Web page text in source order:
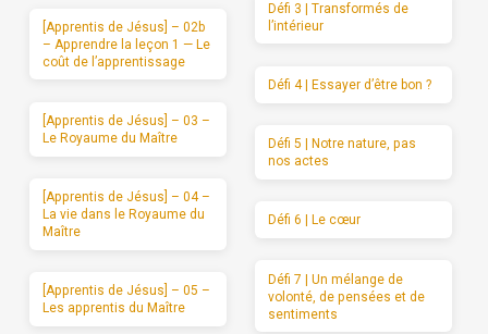
[Apprentis de Jésus] – 02b
– Apprendre la leçon 1 — Le
coût de l’apprentissage
[Apprentis de Jésus] – 03 –
Le Royaume du Maître
[Apprentis de Jésus] – 04 –
La vie dans le Royaume du
Maître
[Apprentis de Jésus] – 05 –
Les apprentis du Maître
Défi 3 | Transformés de
l’intérieur
Défi 4 | Essayer d’être bon ?
Défi 5 | Notre nature, pas
nos actes
Défi 6 | Le cœur
Défi 7 | Un mélange de
volonté, de pensées et de
sentiments